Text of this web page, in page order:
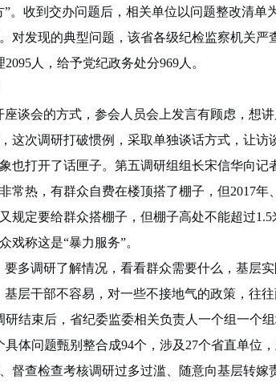
。收到交办问题后，相关单位以问题整改清单
对发现的典型问题，该省各级纪检监察机关严
人，给予党纪政务处分969人。
会的方式，参会人员会上发言有顾虑，想讲
这次调研打破惯例，采取单独谈话方式，让访
打开了话匣子。第五调研组组长宋信华向记
常热，有群众自费在楼顶搭了棚子，但2017年
规定要给群众搭棚子，但棚子高处不能超过
戏称这是“暴力服务”。
调研了解情况，看看群众需要什么，基层实
层干部不容易，对一些不接地气的政策，往往
束后，省纪委监委相关负责人一个组一个
体问题甄别整合成94个，涉及27个省直单位
督查检查考核调研过多过滥、随意向基层转嫁